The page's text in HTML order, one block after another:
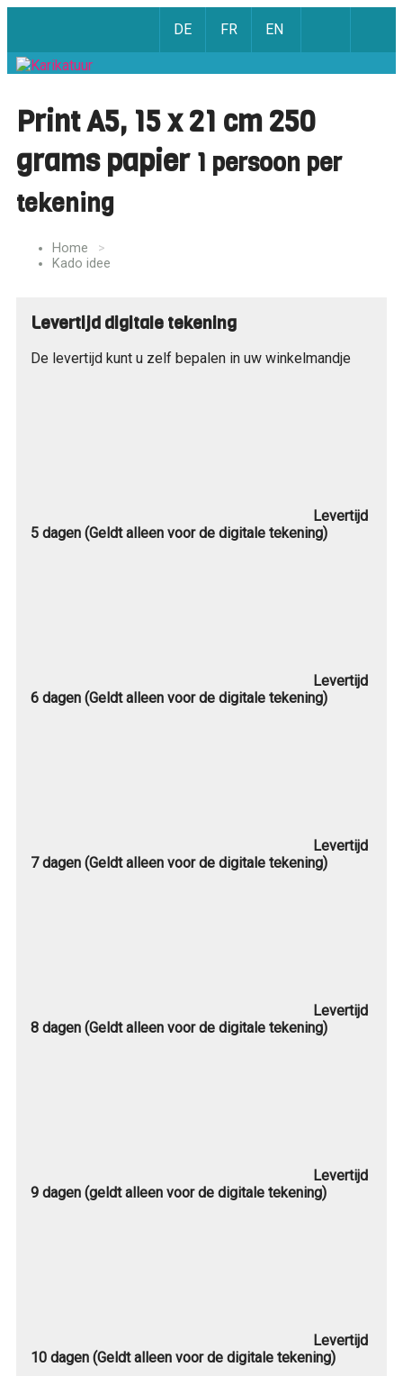
DE FR EN
Print A5, 15 x 21 cm 250
grams papier 1 persoon per
tekening
Home
Kado idee
Levertijd digitale tekening
De levertijd kunt u zelf bepalen in uw winkelmandje
Levertijd
5 dagen (Geldt alleen voor de digitale tekening)
Levertijd
6 dagen (Geldt alleen voor de digitale tekening)
Levertijd
7 dagen (Geldt alleen voor de digitale tekening)
Levertijd
8 dagen (Geldt alleen voor de digitale tekening)
Levertijd
9 dagen (geldt alleen voor de digitale tekening)
Levertijd
10 dagen (Geldt alleen voor de digitale tekening)